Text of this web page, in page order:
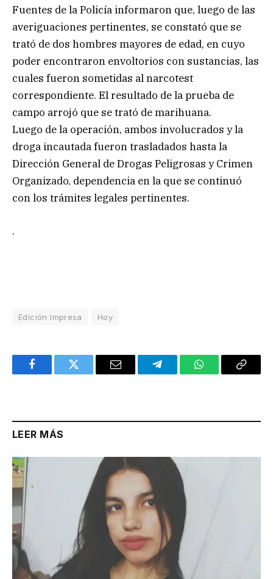
Fuentes de la Policía informaron que, luego de las
averiguaciones pertinentes, se constató que se
trató de dos hombres mayores de edad, en cuyo
poder encontraron envoltorios con sustancias, las
cuales fueron sometidas al narcotest
correspondiente. El resultado de la prueba de
campo arrojó que se trató de marihuana.
Luego de la operación, ambos involucrados y la
droga incautada fueron trasladados hasta la
Dirección General de Drogas Peligrosas y Crimen
Organizado, dependencia en la que se continuó
con los trámites legales pertinentes.
.
Edición Impresa Hoy
FacebookTwitter Email TelegramWhatsAppCopy
LEER MÁS